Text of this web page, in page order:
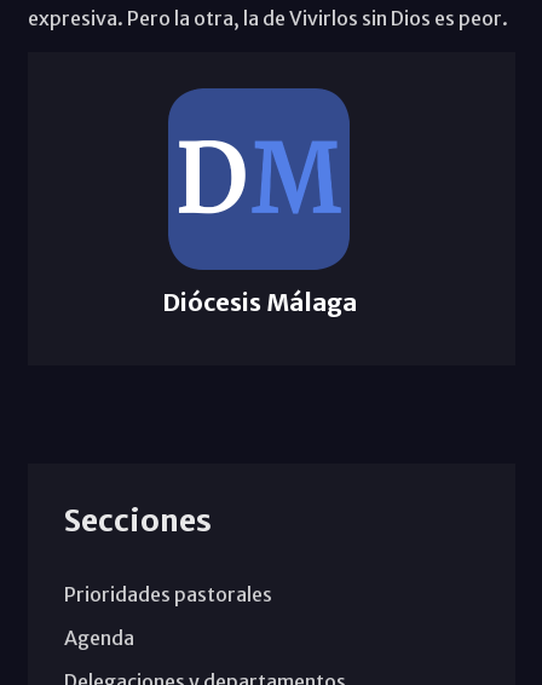
expresiva. Pero la otra, la de Vivirlos sin Dios es peor.
Diócesis Málaga
Secciones
Prioridades pastorales
Agenda